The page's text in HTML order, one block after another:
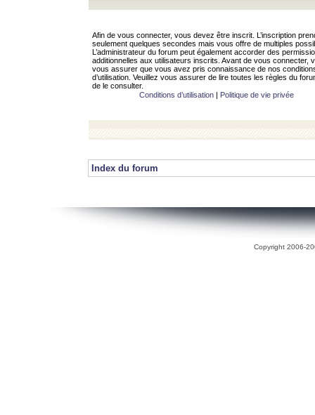
Afin de vous connecter, vous devez être inscrit. L’inscription
seulement quelques secondes mais vous offre de multiples
L’administrateur du forum peut également accorder des
additionnelles aux utilisateurs inscrits. Avant de vous connecter,
vous assurer que vous avez pris connaissance de nos
d’utilisation. Veuillez vous assurer de lire toutes les règles du
de le consulter.
Conditions d’utilisation| Politique de vie privée
Index du forum
Copyright 2006-